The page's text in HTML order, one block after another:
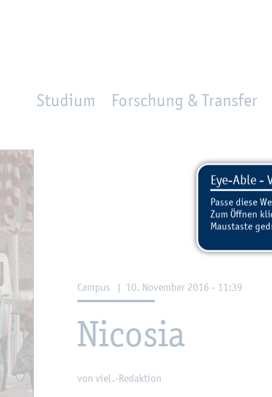
Studium Forschung & Transfer
Cam­pus | 10. No­vem­ber 2016 - 11:39
Ni­co­sia
von viel.-Re­dak­ti­on